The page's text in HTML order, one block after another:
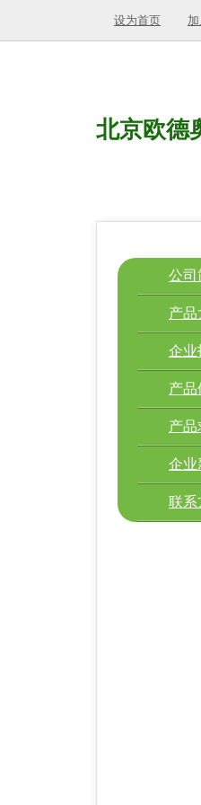
设为首页
北京欧德
公司
产品
企业
产品
产品
企业
联系